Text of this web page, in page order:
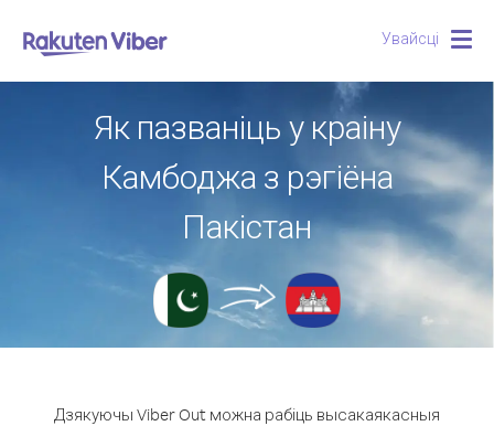
Увайсці
Як пазваніць у краіну
Камбоджа з рэгіёна
Пакістан
Дзякуючы Viber Out можна рабіць высакаякасныя